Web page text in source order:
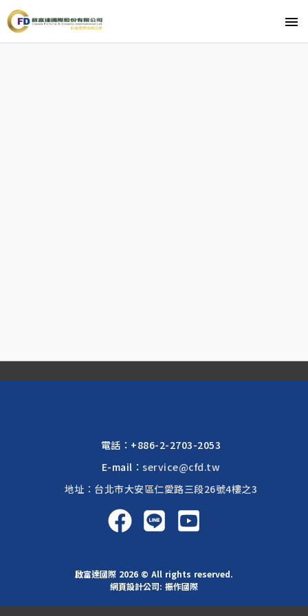
電話： +886-2-2703-2053
E-mail：service@cfd.tw
地址：台北市大安區仁愛路三段26號4樓之3
啟富達國際 2026 © All rights reserved.
網頁設計公司: 振作國際